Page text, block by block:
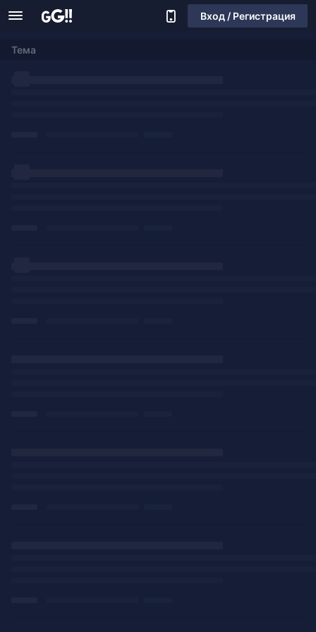
Вход / Регистрация
Тема